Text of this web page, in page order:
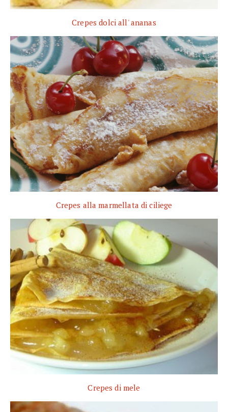
Crepes dolci all' ananas
Crepes alla marmellata di ciliege
Crepes di mele